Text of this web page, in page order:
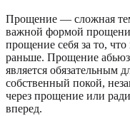
Прощение — сложная
важной формой
прощение себя за то,
раньше. Прощение
является
собственный покой,
через прощение или
вперед.